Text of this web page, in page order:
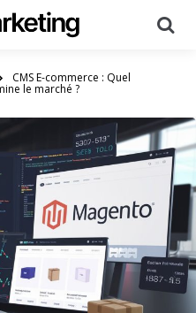
CMS E-commerce : Quel
le marché ?